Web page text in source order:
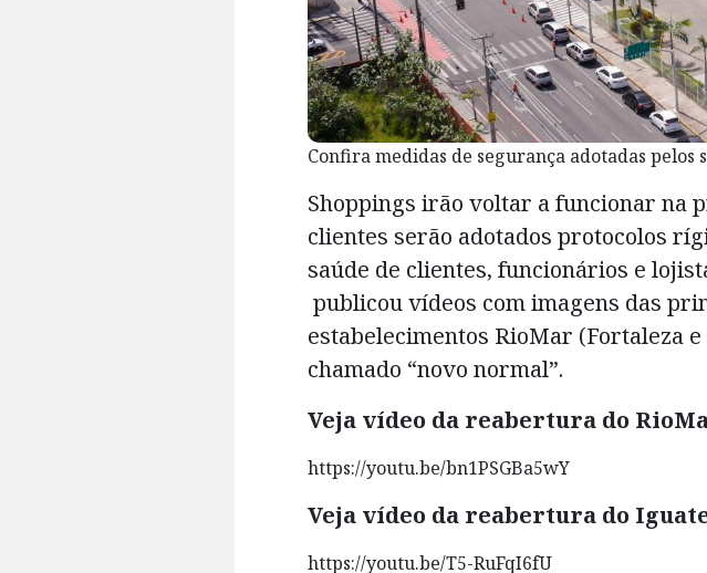
Confira medidas de segurança adotadas pelos
Shoppings irão voltar a funcionar na
clientes serão adotados protocolos
saúde de clientes, funcionários e
publicou vídeos com imagens das
estabelecimentos RioMar (Fortaleza
chamado “novo normal”.
Veja vídeo da reabertura do
https://youtu.be/bn1PSGBa5wY
Veja vídeo da reabertura do
https://youtu.be/T5-RuFqI6fU